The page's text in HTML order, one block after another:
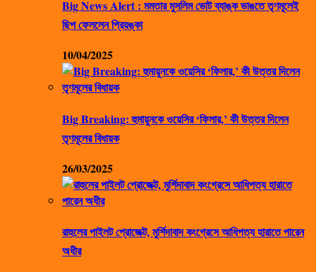
Big News Alert : মমতার মুসলিম ভোট ব্যাঙ্ক ভাঙতে তৃণমূলেই
ছিপ ফেললেন প্রিয়ঙ্কা
10/04/2025
Big Breaking: হুমায়ুনকে ওয়েসির ‘ফিলার,’ কী উত্তর দিলেন
তৃণমূলের বিধায়ক
26/03/2025
রাহুলের পাইলট প্রোজেক্ট, মুর্শিদাবাদ কংগ্রেসে আধিপত্য হারাতে পারেন
অধীর